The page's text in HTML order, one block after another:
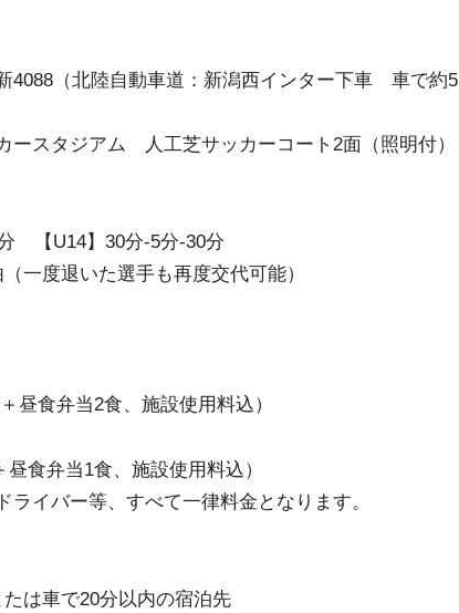
4088（北陸自動車道：新潟西インター下車 車で約5
ースタジアム 人工芝サッカーコート2面（照明付）
分 【U14】30分-5分-30分
一度退いた選手も再度交代可能）
昼食弁当2食、施設使用料込）
食弁当1食、施設使用料込）
イバー等、すべて一律料金となります。
は車で20分以内の宿泊先